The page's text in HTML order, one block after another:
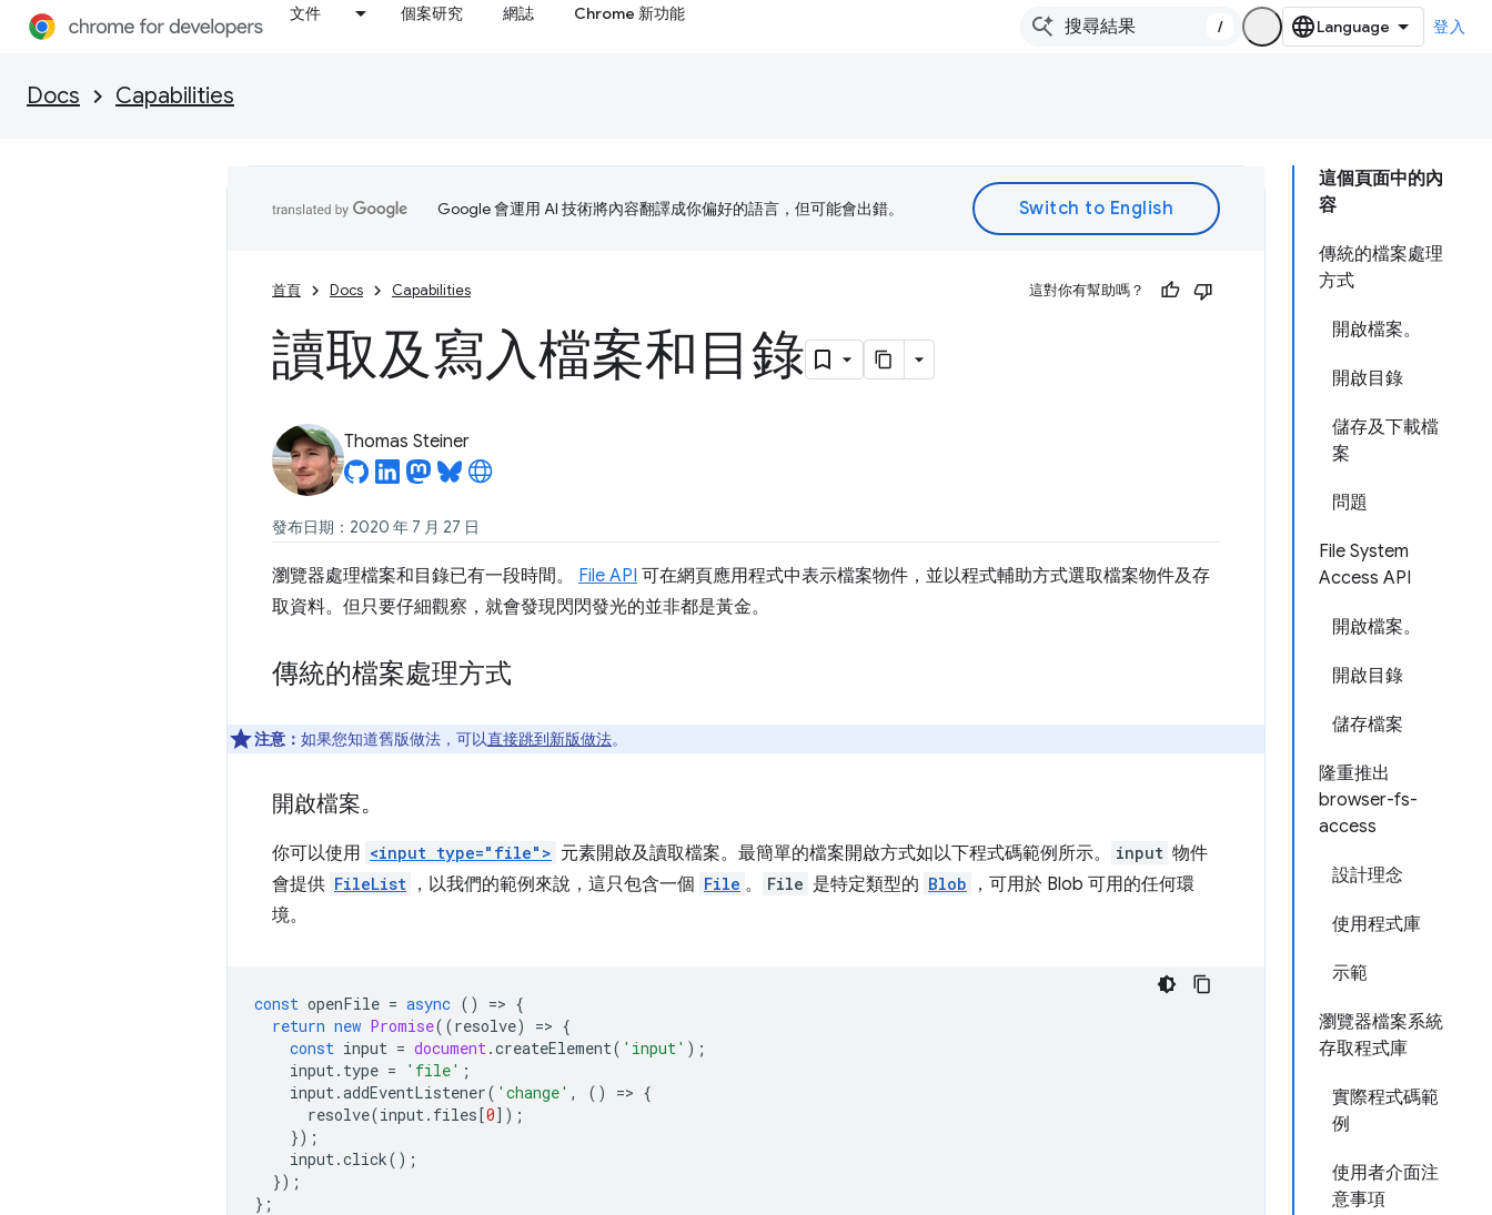
文件 個案研究 網誌 Chrome 新功能
/ 登入
Docs Capabilities
這個頁面中的內
容
傳統的檔案處理
方式
開啟檔案。
開啟目錄
儲存及下載檔
案
問題
File System
Access API
開啟檔案。
開啟目錄
儲存檔案
隆重推出
browser-fs-
access
設計理念
使用程式庫
示範
瀏覽器檔案系統
存取程式庫
實際程式碼範
例
使用者介面注
意事項
Google 會運用 AI 技術將內容翻譯成你偏好的語言，但可能會出錯。
首頁 Docs Capabilities 這對你有幫助嗎？
讀取及寫入檔案和目錄
Thomas Steiner
發布日期：2020 年 7 月 27 日
瀏覽器處理檔案和目錄已有一段時間。 File API 可在網頁應用程式中表示檔案物件，並以程式輔助方式選取檔案物件及存
取資料。但只要仔細觀察，就會發現閃閃發光的並非都是黃金。
傳統的檔案處理方式
注意： 如果您知道舊版做法，可以直接跳到新版做法。
開啟檔案。
你可以使用 <input type="file"> 元素開啟及讀取檔案。最簡單的檔案開啟方式如以下程式碼範例所示。 input 物件
會提供 FileList ，以我們的範例來說，這只包含一個 File 。 File 是特定類型的 Blob
，可用於 Blob 可用的任何環
境。
const openFile = async () => {
return new Promise((resolve) => {
const input = document.createElement( 'input' );
input. type = 'file' ;
input.addEventListener( 'change' , () => {
resolve(input. files[0]);
});
input.click();
});
};